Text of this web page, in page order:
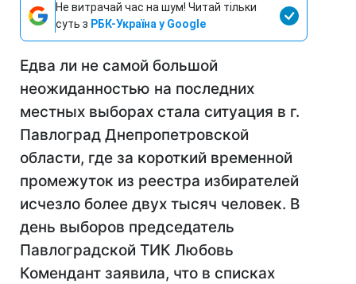
Не витрачай час на шум! Читай тільки
суть з РБК-Україна у Google
Едва ли не самой большой
неожиданностью на последних
местных выборах стала ситуация в г.
Павлоград Днепропетровской
области, где за короткий временной
промежуток из реестра избирателей
исчезло более двух тысяч человек. В
день выборов председатель
Павлоградской ТИК Любовь
Комендант заявила, что в списках